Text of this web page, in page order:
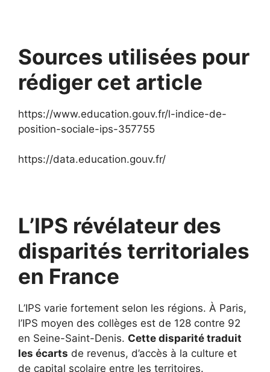
Sources utilisées pour
rédiger cet article
https://www.education.gouv.fr/l-indice-de-
position-sociale-ips-357755
https://data.education.gouv.fr/
L’IPS révélateur des
disparités territoriales
en France
L’IPS varie fortement selon les régions. À Paris,
l’IPS moyen des collèges est de 128 contre 92
en Seine-Saint-Denis. Cette disparité traduit
les écarts de revenus, d’accès à la culture et
de capital scolaire entre les territoires.